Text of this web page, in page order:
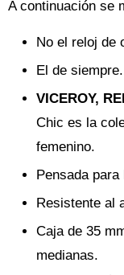
A continuación se
No el reloj de
El de siempre.
VICEROY,
Chic es la
femenino.
Pensada
Resistente al
Caja de 35
medianas.